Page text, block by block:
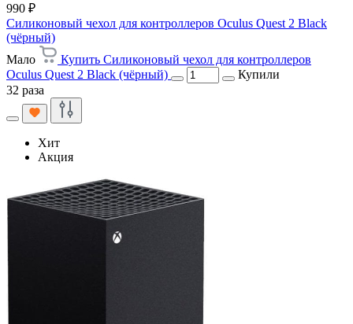
990 ₽
Силиконовый чехол для контроллеров Oculus Quest 2 Black
(чёрный)
Мало
Купить Силиконовый чехол для контроллеров
Oculus Quest 2 Black (чёрный)
Купили
32 раза
Хит
Акция